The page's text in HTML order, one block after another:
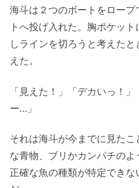
海斗は２つのボートをロー
トへ投げ入れた。胸ポケッ
しラインを切ろうと考えた
えた。
「見えた！」「デカいっ！
ー…」
それは海斗が今までに見た
な青物、ブリかカンパチの
正確な魚の種類が特定でき